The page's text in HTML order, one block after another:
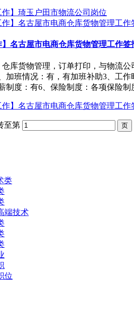
】名古屋市电商仓库货物管理工作签
仓库货物管理，订单打印，与物流
加班情况：有，有加班补助3、工
制度：有6、保险制度：各项保险制
至第
类
端技术
位